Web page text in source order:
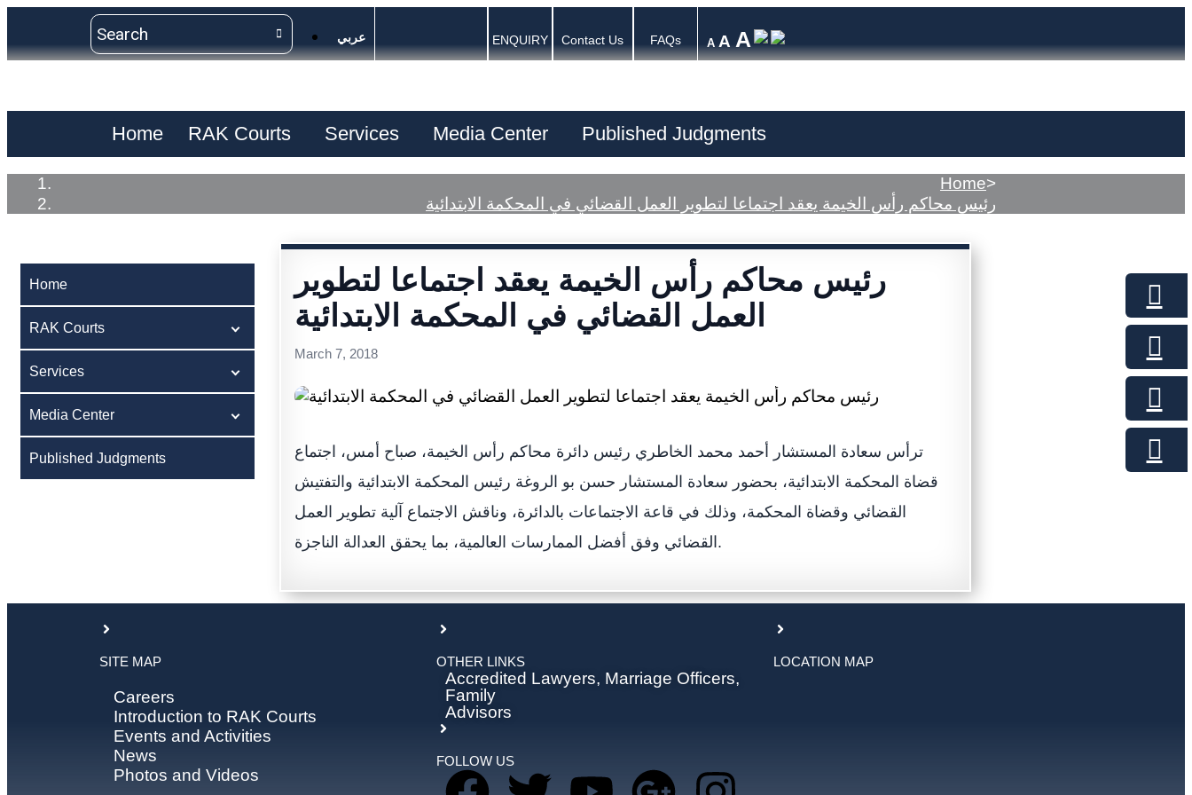
عربي ENQUIRY Contact Us FAQs A A A
Home RAK Courts Services Media Center Published Judgments
Home>
رئيس محاكم رأس الخيمة يعقد اجتماعا لتطوير العمل القضائي في المحكمة الابتدائية
Home
RAK Courts
Services
Media Center
Published Judgments
رئيس محاكم رأس الخيمة يعقد اجتماعا لتطوير
العمل القضائي في المحكمة الابتدائية
March 7, 2018
ترأس سعادة المستشار أحمد محمد الخاطري رئيس دائرة محاكم رأس الخيمة، صباح أمس، اجتماع
قضاة المحكمة الابتدائية، بحضور سعادة المستشار حسن بو الروغة رئيس المحكمة الابتدائية والتفتيش
القضائي وقضاة المحكمة، وذلك في قاعة الاجتماعات بالدائرة، وناقش الاجتماع آلية تطوير العمل
القضائي وفق أفضل الممارسات العالمية، بما يحقق العدالة الناجزة.
SITE MAP
Careers
Introduction to RAK Courts
Events and Activities
News
Photos and Videos
OTHER LINKS
Accredited Lawyers, Marriage Officers,
Family
Advisors
FOLLOW US
LOCATION MAP